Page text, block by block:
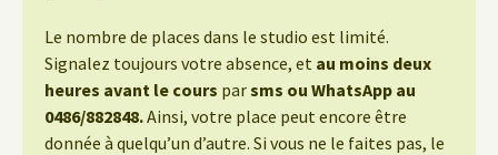
Le nombre de places dans le studio est limité.
Signalez toujours votre absence, et au moins deux
heures avant le cours parsms ou WhatsApp au
0486/882848.Ainsi, votre place peut encore être
donnée à quelqu’un d’autre. Si vous ne le faites pas, le